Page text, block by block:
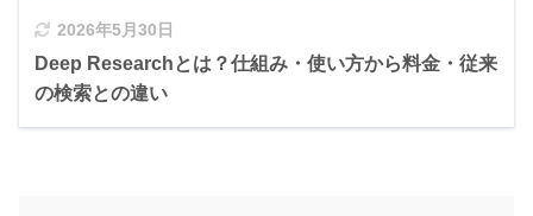
2026年5月30日
Deep Researchとは？仕組み・使い方から料金・従来
の検索との違い